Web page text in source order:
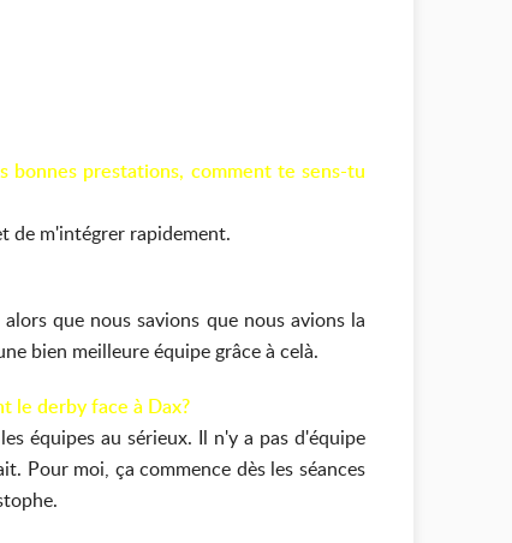
bonnes prestations, comment te sens-tu
de m'intégrer rapidement.
que nous savions que nous avions la
bien meilleure équipe grâce à celà.
le derby face à Dax?
équipes au sérieux. Il n'y a pas d'équipe
Pour moi, ça commence dès les séances